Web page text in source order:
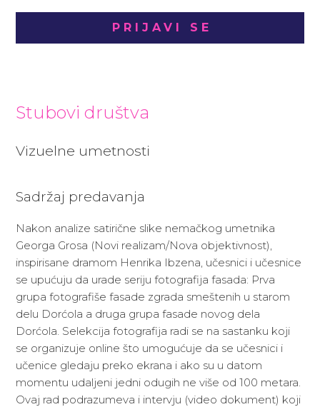
PRIJAVI SE
Stubovi društva
Vizuelne umetnosti
Sadržaj predavanja
Nakon analize satirične slike nemačkog umetnika
Georga Grosa (Novi realizam/Nova objektivnost),
inspirisane dramom Henrika Ibzena, učesnici i učesnice
se upućuju da urade seriju fotografija fasada: Prva
grupa fotografiše fasade zgrada smeštenih u starom
delu Dorćola a druga grupa fasade novog dela
Dorćola. Selekcija fotografija radi se na sastanku koji
se organizuje online što umogućuje da se učesnici i
učenice gledaju preko ekrana i ako su u datom
momentu udaljeni jedni odugih ne više od 100 metara.
Ovaj rad podrazumeva i intervju (video dokument) koji